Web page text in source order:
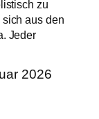
zu
aus den
Jeder
2026